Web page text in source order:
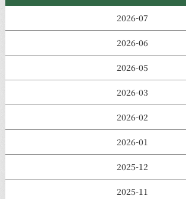
2026-07
2026-06
2026-05
2026-03
2026-02
2026-01
2025-12
2025-11